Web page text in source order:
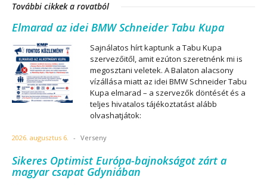
További cikkek a rovatból
Elmarad az idei BMW Schneider Tabu Kupa
Sajnálatos hírt kaptunk a Tabu Kupa
szervezőitől, amit ezúton szeretnénk mi is
megosztani veletek. A Balaton alacsony
vízállása miatt az idei BMW Schneider Tabu
Kupa elmarad – a szervezők döntését és a
teljes hivatalos tájékoztatást alább
olvashatjátok:
2026. augusztus 6. - Verseny
Sikeres Optimist Európa-bajnokságot zárt a
magyar csapat Gdyniában